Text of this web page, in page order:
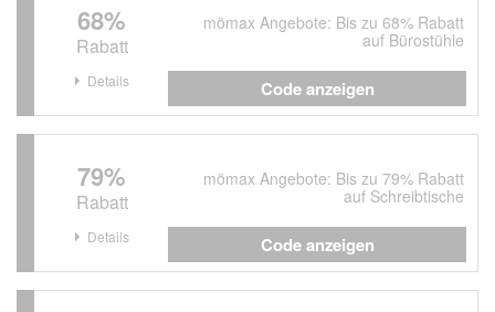
68%
Rabatt
mömax Angebote: Bis zu 68% Rabatt
auf Bürostühle
Details Code anzeigen
79%
Rabatt
mömax Angebote: Bis zu 79% Rabatt
auf Schreibtische
Details Code anzeigen